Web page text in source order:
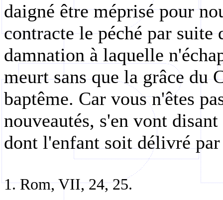
daigné être méprisé pour
contracte le péché par
damnation à laquelle
meurt sans que la grâce du
baptême. Car vous n'êtes
nouveautés, s'en vont
dont l'enfant soit délivré
1. Rom, VII, 24, 25.